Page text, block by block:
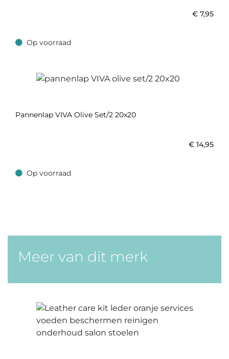
€ 7,95
Op voorraad
Op voorraad
Pannenlap VIVA Olive Set/2 20x20
€ 14,95
Op voorraad
Op voorraad
Meer van dit merk